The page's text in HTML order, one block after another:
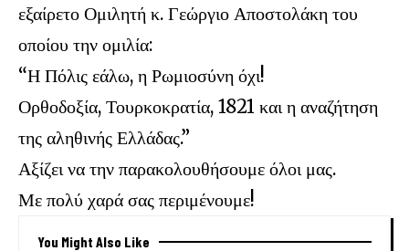
εξαίρετο Ομιλητή κ. Γεώργιο Αποστολάκη του
οποίου την ομιλία:
“Η Πόλις εάλω, η Ρωμιοσύνη όχι!
Ορθοδοξία, Τουρκοκρατία, 1821 και η αναζήτηση
της αληθινής Ελλάδας.”
Αξίζει να την παρακολουθήσουμε όλοι μας.
Με πολύ χαρά σας περιμένουμε!
You Might Also Like